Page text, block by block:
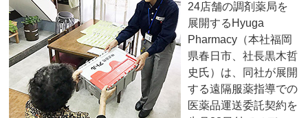
24店舗の調剤薬局を
展開するHyuga
Pharmacy（本社福岡
県春日市、社長黒木哲
史氏）は、同社が展開
する遠隔服薬指導での
医薬品運送委託契約を